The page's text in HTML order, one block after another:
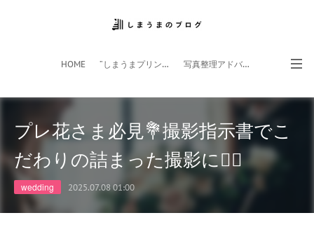
HOME ”しまうまプリント”サイト 写真整理アドバイザー
プレ花さま必見💐撮影指示書でこ
だわりの詰まった撮影に👰‍♀️
wedding 2025.07.08 01:00